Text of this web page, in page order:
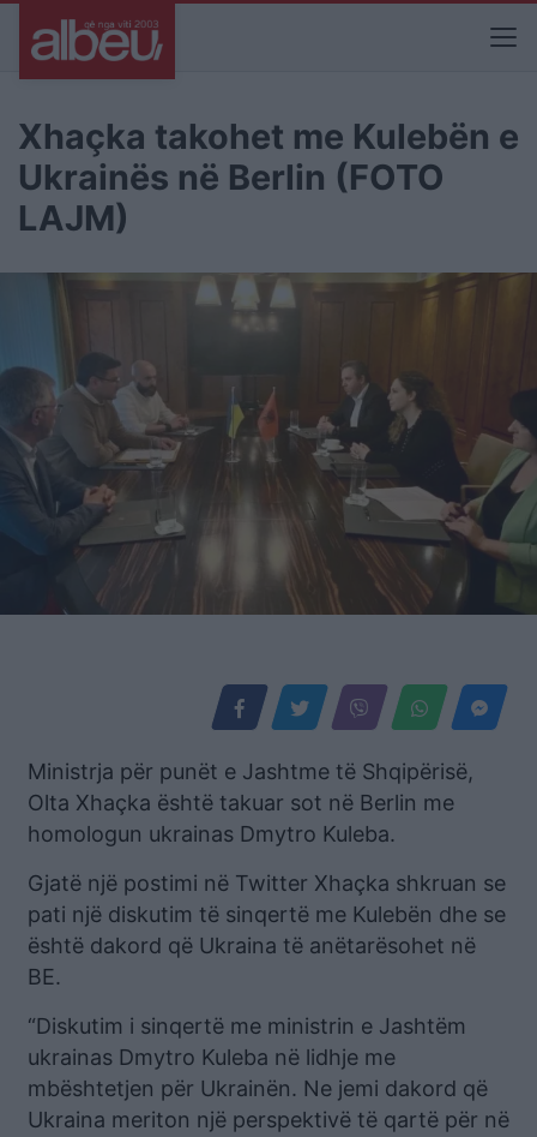
Xhaçka takohet me Kulebën e
Ukrainës në Berlin (FOTO
LAJM)
Ministrja për punët e Jashtme të Shqipërisë,
Olta Xhaçka është takuar sot në Berlin me
homologun ukrainas Dmytro Kuleba.
Gjatë një postimi në Twitter Xhaçka shkruan se
pati një diskutim të sinqertë me Kulebën dhe se
është dakord që Ukraina të anëtarësohet në
BE.
“Diskutim i sinqertë me ministrin e Jashtëm
ukrainas Dmytro Kuleba në lidhje me
mbështetjen për Ukrainën. Ne jemi dakord që
Ukraina meriton një perspektivë të qartë për në